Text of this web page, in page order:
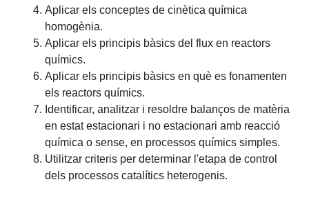
Aplicar els conceptes de cinètica química
homogènia.
Aplicar els principis bàsics del flux en reactors
químics.
Aplicar els principis bàsics en què es fonamenten
els reactors químics.
Identificar, analitzar i resoldre balanços de matèria
en estat estacionari i no estacionari amb reacció
química o sense, en processos químics simples.
Utilitzar criteris per determinar l'etapa de control
dels processos catalítics heterogenis.